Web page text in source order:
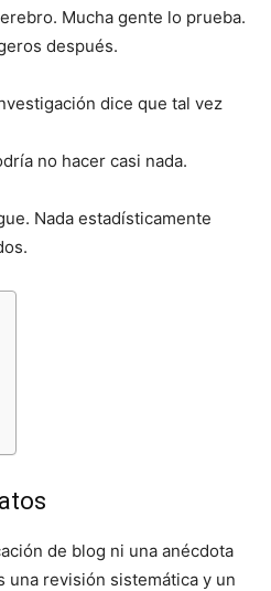
Mucha gente lo prueba.
después.
dice que tal vez
no hacer casi nada.
Nada estadísticamente
de blog ni una anécdota
una revisión sistemática y un